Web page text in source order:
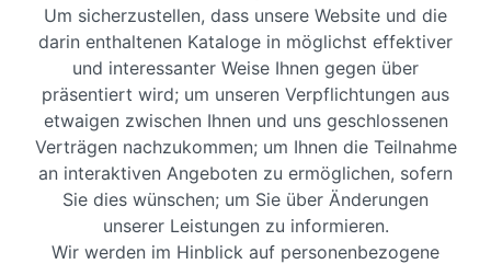
Um sicherzustellen, dass unsere Website und die
darin enthaltenen Kataloge in möglichst effektiver
und interessanter Weise Ihnen gegen über
präsentiert wird; um unseren Verpflichtungen aus
etwaigen zwischen Ihnen und uns geschlossenen
Verträgen nachzukommen; um Ihnen die Teilnahme
an interaktiven Angeboten zu ermöglichen, sofern
Sie dies wünschen; um Sie über Änderungen
unserer Leistungen zu informieren.
Wir werden im Hinblick auf personenbezogene